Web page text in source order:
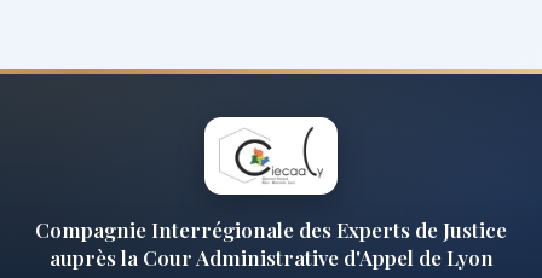
Compagnie Interrégionale des Experts de Justice
auprès la Cour Administrative d'Appel de Lyon